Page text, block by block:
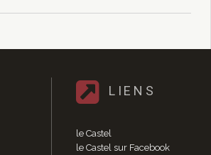
2016
2015
2013
2012
LIENS
le Castel
le Castel sur Facebook